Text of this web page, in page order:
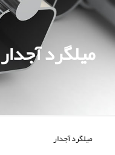
میلگرد آجدار
میلگرد آجدار